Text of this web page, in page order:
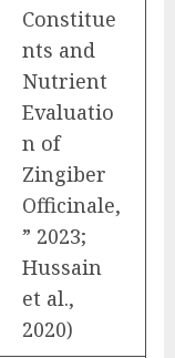
Constitue
nts and
Nutrient
Evaluatio
n of
Zingiber
Officinale,
” 2023;
Hussain
et al.,
2020)